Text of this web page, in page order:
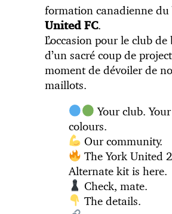
formation canadienne du
United FC.
L’occasion pour le club
d’un sacré coup de
moment de dévoiler de
maillots.
Your club. Your
colours.
Our community.
The York United
Alternate kit is here.
Check, mate.
The details.